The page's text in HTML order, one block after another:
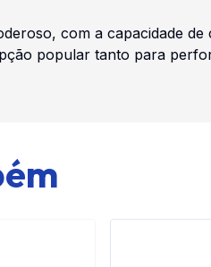
com a capacidade de
popular tanto para